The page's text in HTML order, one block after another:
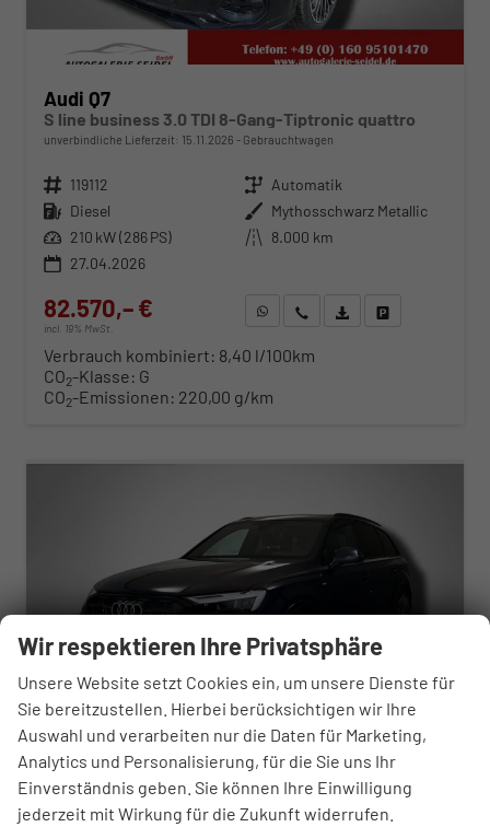
Audi Q7
S line business 3.0 TDI 8-Gang-Tiptronic quattro
unverbindliche Lieferzeit: 15.11.2026 Gebrauchtwagen
Fahrzeugnr. 119112 Getriebe Automatik
Kraftstoff Diesel Außenfarbe Mythosschwarz Metallic
Leistung 210 kW (286 PS) Kilometerstand 8.000 km
27.04.2026
82.570,– €
incl. 19% MwSt.
WhatsApp anfragen
Wir rufen Sie anFahrzeugexposé (PDF)
Verbrauch kombiniert: 8,40 l/100km
CO2-Klasse: G
CO2-Emissionen: 220,00 g/km
Audi Q7
S line business 3.0 TDI 8-Gang-Tiptronic quattro
Wir respektieren Ihre Privatsphäre
Unsere Website setzt Cookies ein, um unsere Dienste für
Sie bereitzustellen. Hierbei berücksichtigen wir Ihre
Auswahl und verarbeiten nur die Daten für Marketing,
Analytics und Personalisierung, für die Sie uns Ihr
Einverständnis geben. Sie können Ihre Einwilligung
jederzeit mit Wirkung für die Zukunft widerrufen.